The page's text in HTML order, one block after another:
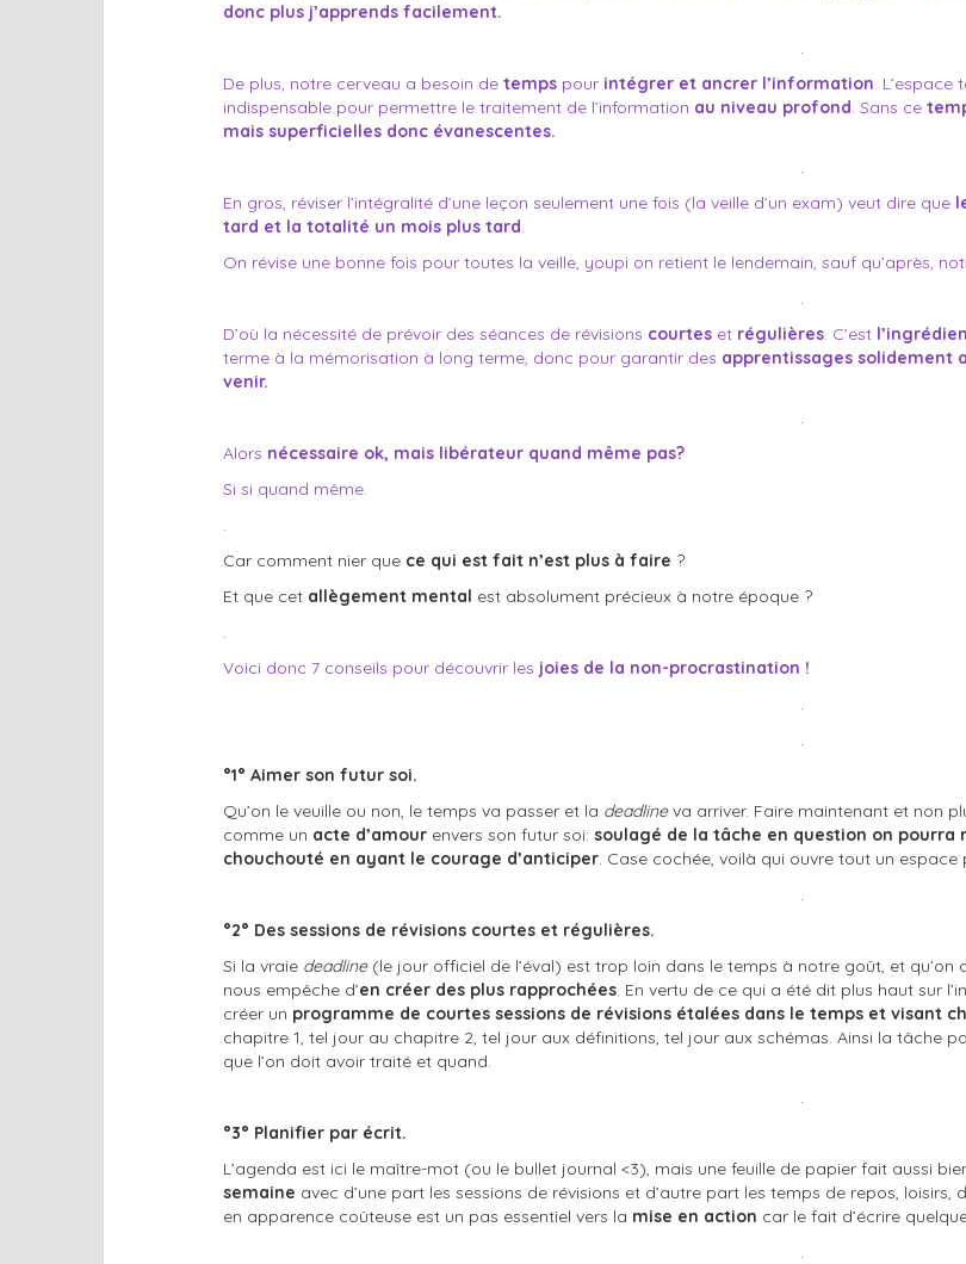
donc plus j’apprends facilement.
.
De plus, notre cerveau a besoin de temps pour intégrer et ancrer l’information.
indispensable pour permettre le traitement de l’information au niveau profond. Sans ce
mais superficielles donc évanescentes.
.
En gros, réviser l’intégralité d’une leçon seulement une fois (la veille d’un exam) veut dire que
tard et la totalité un mois plus tard.
On révise une bonne fois pour toutes la veille, youpi on retient le lendemain, sauf qu’après,
.
D’où la nécessité de prévoir des séances de révisions courtes et régulières. C’est
terme à la mémorisation à long terme, donc pour garantir des apprentissages solidement
venir.
.
Alors nécessaire ok, mais libérateur quand même pas?
Si si quand même.
.
Car comment nier que ce qui est fait n’est plus à faire ?
Et que cet allègement mental est absolument précieux à notre époque ?
.
Voici donc 7 conseils pour découvrir les joies de la non-procrastination !
.
.
°1° Aimer son futur soi.
Qu’on le veuille ou non, le temps va passer et la deadlineva arriver. Faire maintenant et non
comme un acte d’amour envers son futur soi: soulagé de la tâche en question on pourra
chouchouté en ayant le courage d’anticiper. Case cochée, voilà qui ouvre tout un espace
.
°2° Des sessions de révisions courtes et régulières.
Si la vraie deadline (le jour officiel de l’éval) est trop loin dans le temps à notre goût, et qu’on
nous empêche d’en créer des plus rapprochées. En vertu de ce qui a été dit plus haut sur
créer un programme de courtes sessions de révisions étalées dans le temps et visant
chapitre 1, tel jour au chapitre 2, tel jour aux définitions, tel jour aux schémas. Ainsi la tâche
que l’on doit avoir traité et quand.
.
°3° Planifier par écrit.
L’agenda est ici le maître-mot (ou le bullet journal <3), mais une feuille de papier fait aussi
semaine avec d’une part les sessions de révisions et d’autre part les temps de repos,
en apparence coûteuse est un pas essentiel vers la mise en action car le fait d’écrire
.